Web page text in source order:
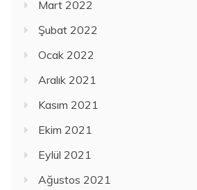
Mart 2022
Şubat 2022
Ocak 2022
Aralık 2021
Kasım 2021
Ekim 2021
Eylül 2021
Ağustos 2021